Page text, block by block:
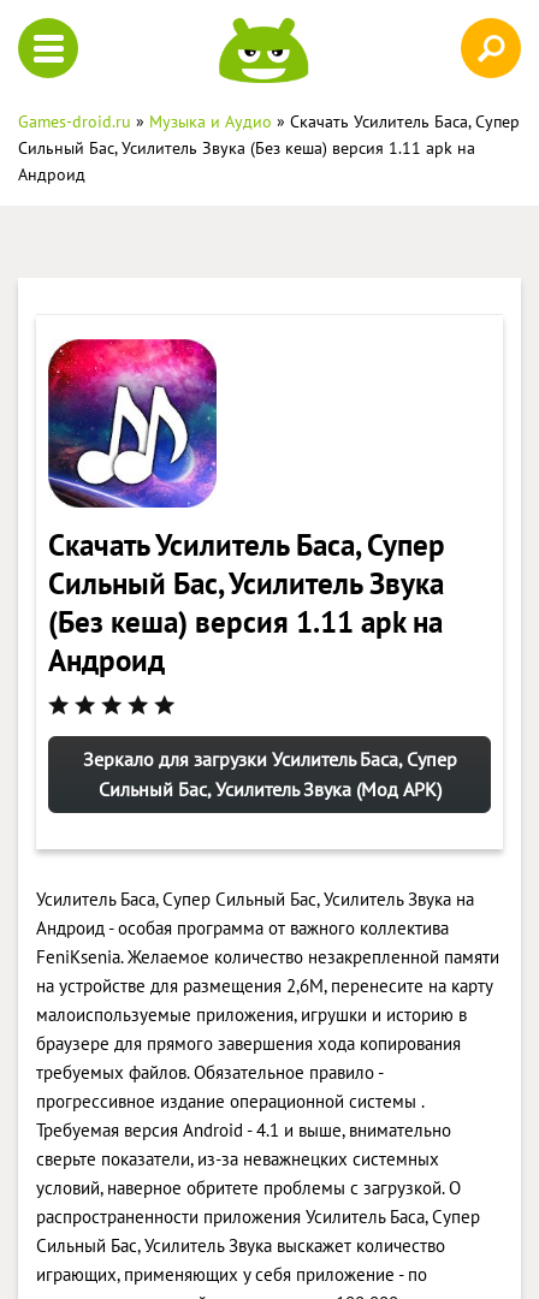
Games-droid.ru » Музыка и Аудио » Скачать Усилитель Баса, Супер
Сильный Бас, Усилитель Звука (Без кеша) версия 1.11 apk на
Андроид
Скачать Усилитель Баса, Супер
Сильный Бас, Усилитель Звука
(Без кеша) версия 1.11 apk на
Андроид
Зеркало для загрузки Усилитель Баса, Супер
Сильный Бас, Усилитель Звука (Мод APK)
Усилитель Баса, Супер Сильный Бас, Усилитель Звука на
Андроид - особая программа от важного коллектива
FeniKsenia. Желаемое количество незакрепленной памяти
на устройстве для размещения 2,6M, перенесите на карту
малоиспользуемые приложения, игрушки и историю в
браузере для прямого завершения хода копирования
требуемых файлов. Обязательное правило -
прогрессивное издание операционной системы .
Требуемая версия Android - 4.1 и выше, внимательно
сверьте показатели, из-за неважнецких системных
условий, наверное обритете проблемы с загрузкой. О
распространенности приложения Усилитель Баса, Супер
Сильный Бас, Усилитель Звука выскажет количество
играющих, применяющих у себя приложение - по